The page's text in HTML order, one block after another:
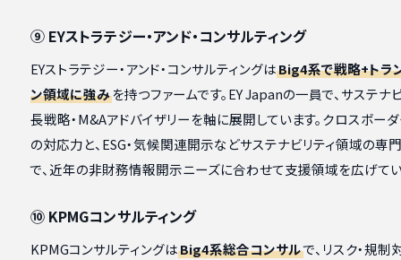
⑨ EYストラテジー・アンド・コンサルティング
EYストラテジー・アンド・コンサルティングはBig4系で戦略+トラ
ン領域に強みを持つファームです。EY Japanの一員で、サステナ
長戦略・M&Aアドバイザリーを軸に展開しています。クロスボー
の対応力と、ESG・気候関連開示などサステナビリティ領域の専
で、近年の非財務情報開示ニーズに合わせて支援領域を広げてい
⑩ KPMGコンサルティング
KPMGコンサルティングはBig4系総合コンサルで、リスク・規